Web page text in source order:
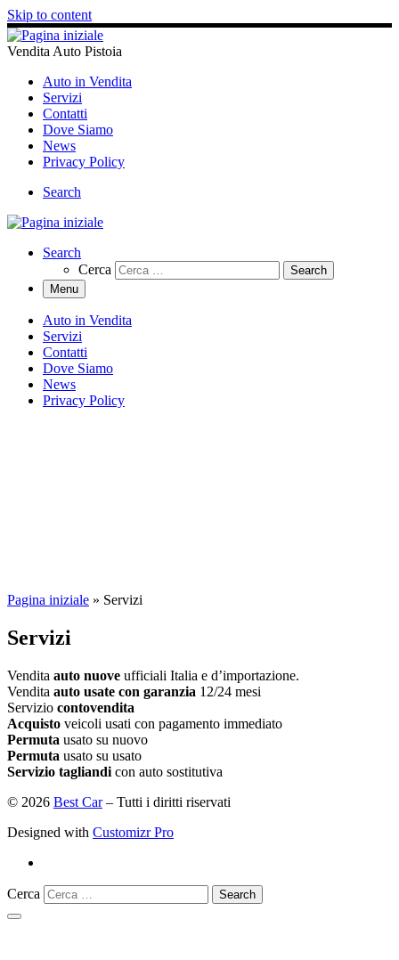
Skip to content
Vendita Auto Pistoia
Auto in Vendita
Servizi
Contatti
Dove Siamo
News
Privacy Policy
Search
Search
Cerca
Menu
Auto in Vendita
Servizi
Contatti
Dove Siamo
News
Privacy Policy
Pagina iniziale » Servizi
Servizi
Vendita auto nuove ufficiali Italia e d’importazione.
Vendita auto usate con garanzia 12/24 mesi
Servizio contovendita
Acquisto veicoli usati con pagamento immediato
Permuta usato su nuovo
Permuta usato su usato
Servizio tagliandi con auto sostitutiva
© 2026 Best Car – Tutti i diritti riservati
Designed with Customizr Pro
Cerca